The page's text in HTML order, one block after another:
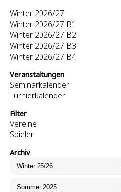
Winter 2026/27
Winter 2026/27 B1
Winter 2026/27 B2
Winter 2026/27 B3
Winter 2026/27 B4
Veranstaltungen
Seminarkalender
Turnierkalender
Filter
Vereine
Spieler
Archiv